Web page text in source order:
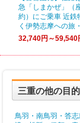
急「しまかぜ」（
約）にご乗車 近鉄
く伊勢志摩への旅
32,740円～59,540
三重の他の目
鳥羽・南鳥羽・答志